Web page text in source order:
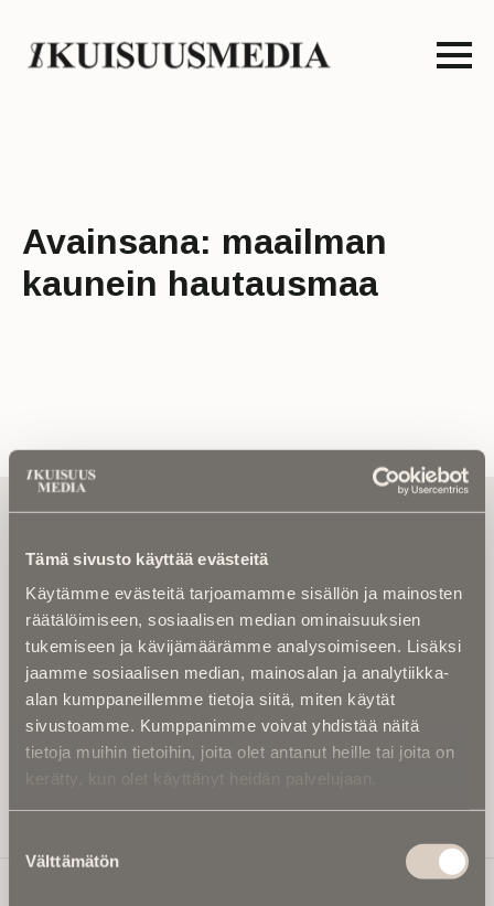
Tämä sivusto käyttää evästeitä
Käytämme evästeitä tarjoamamme sisällön ja mainosten
räätälöimiseen, sosiaalisen median ominaisuuksien
tukemiseen ja kävijämäärämme analysoimiseen. Lisäksi
jaamme sosiaalisen median, mainosalan ja analytiikka-
alan kumppaneillemme tietoja siitä, miten käytät
sivustoamme. Kumppanimme voivat yhdistää näitä
tietoja muihin tietoihin, joita olet antanut heille tai joita on
kerätty, kun olet käyttänyt heidän palvelujaan.
valinta
Välttämätön
Avainsana: maailman
kaunein hautausmaa
Tilaa uutiskirje - Pääset heti parhaiden
Kirjoita alle sähköpostiosoitteesi niin saat kaksi kertaa
kuukaudessa Ikuisuusmedian uutiskirjeen ja varmistat,
etteivät kiinnostavat artikkelit jää huomaamatta.
Uutiskirje on maksuton eikä se velvoita mihinkään.
Kirjoita tähän sähköpostiosoite, johon haluat uutiskirjeen